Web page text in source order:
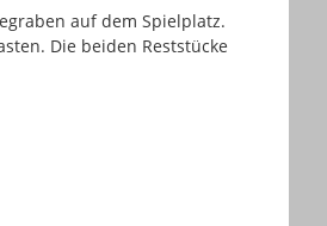
auf dem Spielplatz.
Die beiden Reststücke